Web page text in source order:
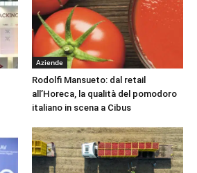
Aziende
Rodolfi Mansueto: dal retail
all’Horeca, la qualità del pomodoro
italiano in scena a Cibus